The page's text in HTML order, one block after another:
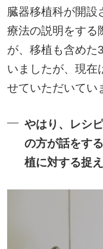
臓器移植科が開設
療法の説明をする
が、移植も含めた
いましたが、現在
せていただいてい
やはり、レシ
の方が話をす
植に対する捉